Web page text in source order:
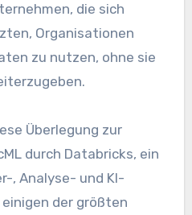
die sich
Organisationen
zu nutzen, ohne sie
Überlegung zur
durch Databricks, ein
, Analyse- und KI-
der größten